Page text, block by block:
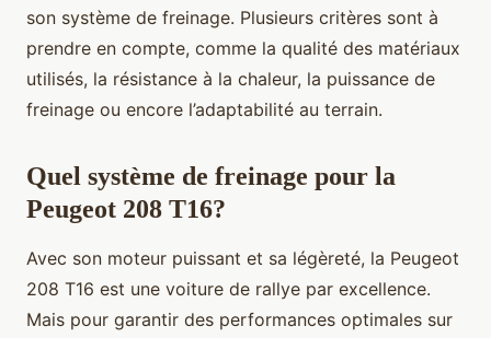
son système de freinage. Plusieurs critères sont à
prendre en compte, comme la qualité des matériaux
utilisés, la résistance à la chaleur, la puissance de
freinage ou encore l’adaptabilité au terrain.
Quel système de freinage pour la
Peugeot 208 T16?
Avec son moteur puissant et sa légèreté, la Peugeot
208 T16 est une voiture de rallye par excellence.
Mais pour garantir des performances optimales sur